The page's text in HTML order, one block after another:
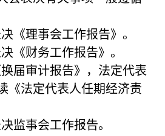
《理事会工作报告》。
《财务工作报告》。
换届审计报告》，法定代表
《法定代表人任期经济责
监事会工作报告。